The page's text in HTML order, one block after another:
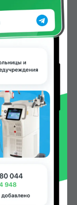
100МЛ ФЛ
в аптеках,
+ 24/7,